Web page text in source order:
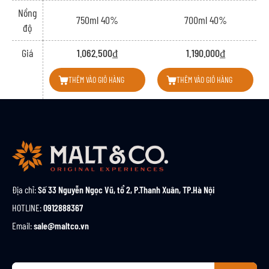
Nồng
độ
750ml 40% 700ml 40%
Giá 1.062.500₫
THÊM VÀO GIỎ HÀNG
1.190.000₫
THÊM VÀO GIỎ HÀNG
Địa chỉ:Số 33 Nguyễn Ngọc Vũ, tổ 2, P.Thanh Xuân, TP.Hà Nội
HOTLINE:0912888367
Email:sale@maltco.vn